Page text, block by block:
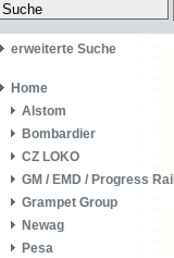
erweiterte Suche
Home
Alstom
Bombardier
CZ LOKO
GM / EMD / Progress Rail
Grampet Group
Newag
Pesa